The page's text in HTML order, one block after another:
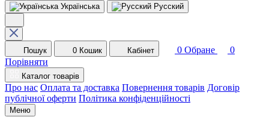
Українська Русский
Пошук 0 Кошик Кабінет 0 Обране
0
Порівняти
Каталог товарів
Про нас Оплата та доставка Повернення товарів Договір
публічної оферти Політика конфіденційності
Меню